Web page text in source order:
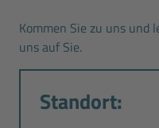
Kommen Sie zu uns und
uns auf Sie.
Standort: